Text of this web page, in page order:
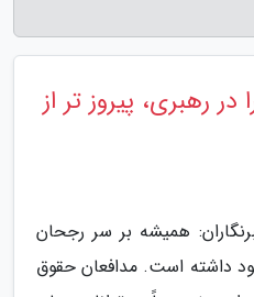
رهبری، پیروز تر از
همیشه بر سر رجحان
داشته است. مدافعان حقوق